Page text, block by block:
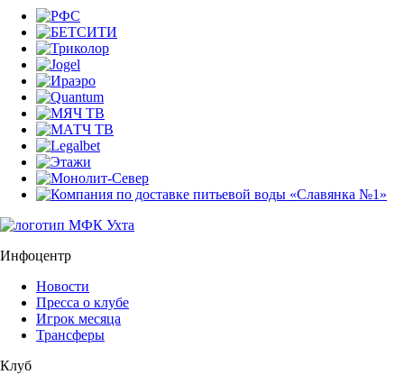
Инфоцентр
Новости
Пресса о клубе
Игрок месяца
Трансферы
Клуб